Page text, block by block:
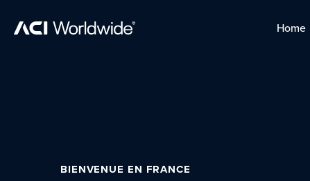
Home
BIENVENUE EN FRANCE